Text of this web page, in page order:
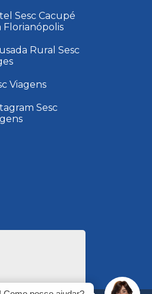
Sesc Cacupé
Florianópolis
Rural Sesc
Viagens
Sesc